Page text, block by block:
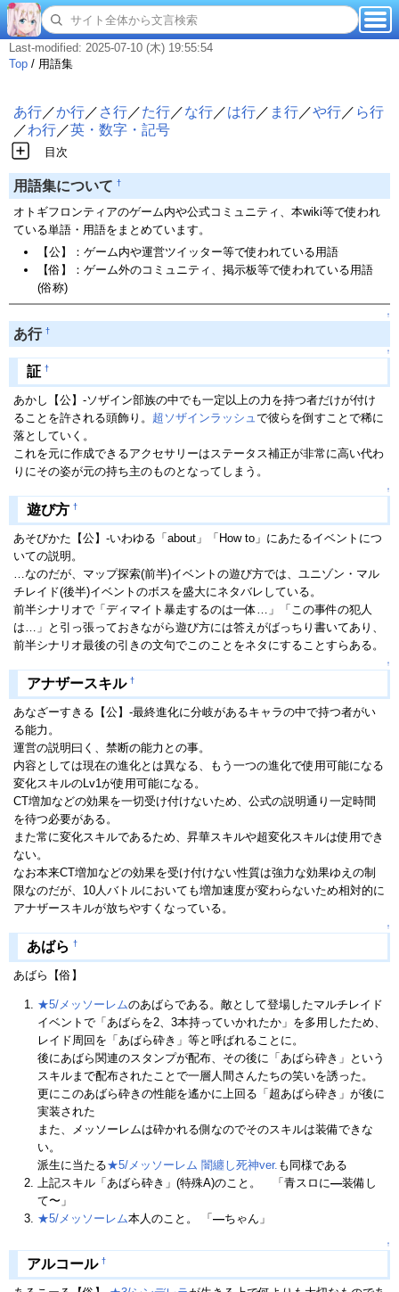
Last-modified: 2025-07-10 (木) 19:55:54
Top / 用語集
あ行／か行／ さ行／た行／な行／は行／ ま行／や行／ ら行
／わ行／英・数字・記号
目次
用語集について †
オトギフロンティアのゲーム内や公式コミュニティ、本wiki等で使われ
ている単語・用語をまとめています。
【公】：ゲーム内や運営ツイッター等で使われている用語
【俗】：ゲーム外のコミュニティ、掲示板等で使われている用語
(俗称)
↑
あ行 †
↑
証 †
あかし【公】-ソザイン部族の中でも一定以上の力を持つ者だけが付け
ることを許される頭飾り。 超ソザインラッシュで彼らを倒すことで稀に
落としていく。
これを元に作成できるアクセサリーはステータス補正が非常に高い代わ
りにその姿が元の持ち主のものとなってしまう。
↑
遊び方 †
あそびかた【公】-いわゆる「about」「How to」にあたるイベントにつ
いての説明。
…なのだが、マップ探索(前半)イベントの遊び方では、ユニゾン・マル
チレイド(後半)イベントのボスを盛大にネタバレしている。
前半シナリオで「ディマイト暴走するのは一体…」「この事件の犯人
は…」と引っ張っておきながら遊び方には答えがばっちり書いてあり、
前半シナリオ最後の引きの文句でこのことをネタにすることすらある。
↑
アナザースキル †
あなざーすきる【公】-最終進化に分岐があるキャラの中で持つ者がい
る能力。
運営の説明曰く、禁断の能力との事。
内容としては現在の進化とは異なる、もう一つの進化で使用可能になる
変化スキルのLv1が使用可能になる。
CT増加などの効果を一切受け付けないため、公式の説明通り一定時間
を待つ必要がある。
また常に変化スキルであるため、昇華スキルや超変化スキルは使用でき
ない。
なお本来CT増加などの効果を受け付けない性質は強力な効果ゆえの制
限なのだが、10人バトルにおいても増加速度が変わらないため相対的に
アナザースキルが放ちやすくなっている。
↑
あばら †
あばら【俗】
★5/メッソーレムのあばらである。敵として登場したマルチレイド
イベントで「あばらを2、3本持っていかれたか」を多用したため、
レイド周回を「あばら砕き」等と呼ばれることに。
後にあばら関連のスタンプが配布、その後に「あばら砕き」という
スキルまで配布されたことで一層人間さんたちの笑いを誘った。
更にこのあばら砕きの性能を遙かに上回る「超あばら砕き」が後に
実装された
また、メッソーレムは砕かれる側なのでそのスキルは装備できな
い。
派生に当たる★5/メッソーレム 闇纏し死神ver. も同様である
上記スキル「あばら砕き」(特殊A)のこと。 「青スロに―装備し
て〜」
★5/メッソーレム本人のこと。 「 ―ちゃん」
↑
アルコール †